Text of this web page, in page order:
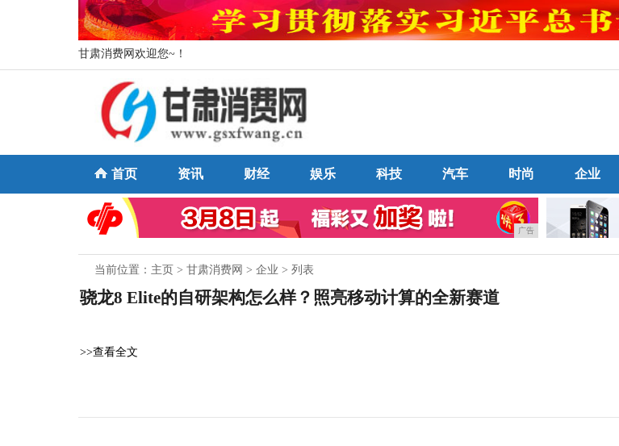
甘肃消费网欢迎您~！
首页 资讯 财经 娱乐 科技 汽车 时尚 企业
广告
当前位置： 主页 > 甘肃消费网 > 企业 > 列表
骁龙8 Elite的自研架构怎么样？照亮移动计算的全新赛道
>>查看全文